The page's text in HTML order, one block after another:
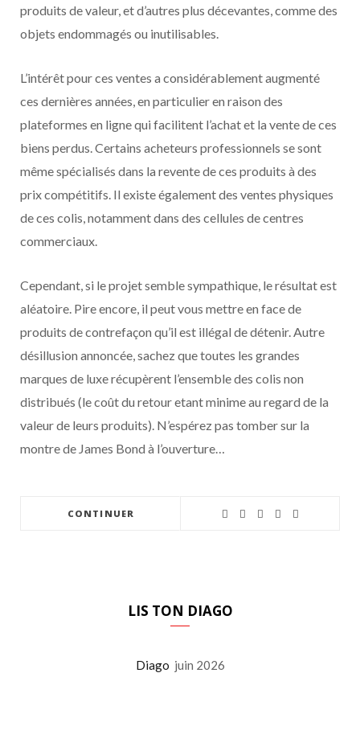
produits de valeur, et d’autres plus décevantes, comme des
objets endommagés ou inutilisables.
L’intérêt pour ces ventes a considérablement augmenté
ces dernières années, en particulier en raison des
plateformes en ligne qui facilitent l’achat et la vente de ces
biens perdus. Certains acheteurs professionnels se sont
même spécialisés dans la revente de ces produits à des
prix compétitifs. Il existe également des ventes physiques
de ces colis, notamment dans des cellules de centres
commerciaux.
Cependant, si le projet semble sympathique, le résultat est
aléatoire. Pire encore, il peut vous mettre en face de
produits de contrefaçon qu’il est illégal de détenir. Autre
désillusion annoncée, sachez que toutes les grandes
marques de luxe récupèrent l’ensemble des colis non
distribués (le coût du retour etant minime au regard de la
valeur de leurs produits). N’espérez pas tomber sur la
montre de James Bond à l’ouverture…
CONTINUER
LIS TON DIAGO
Diago juin 2026